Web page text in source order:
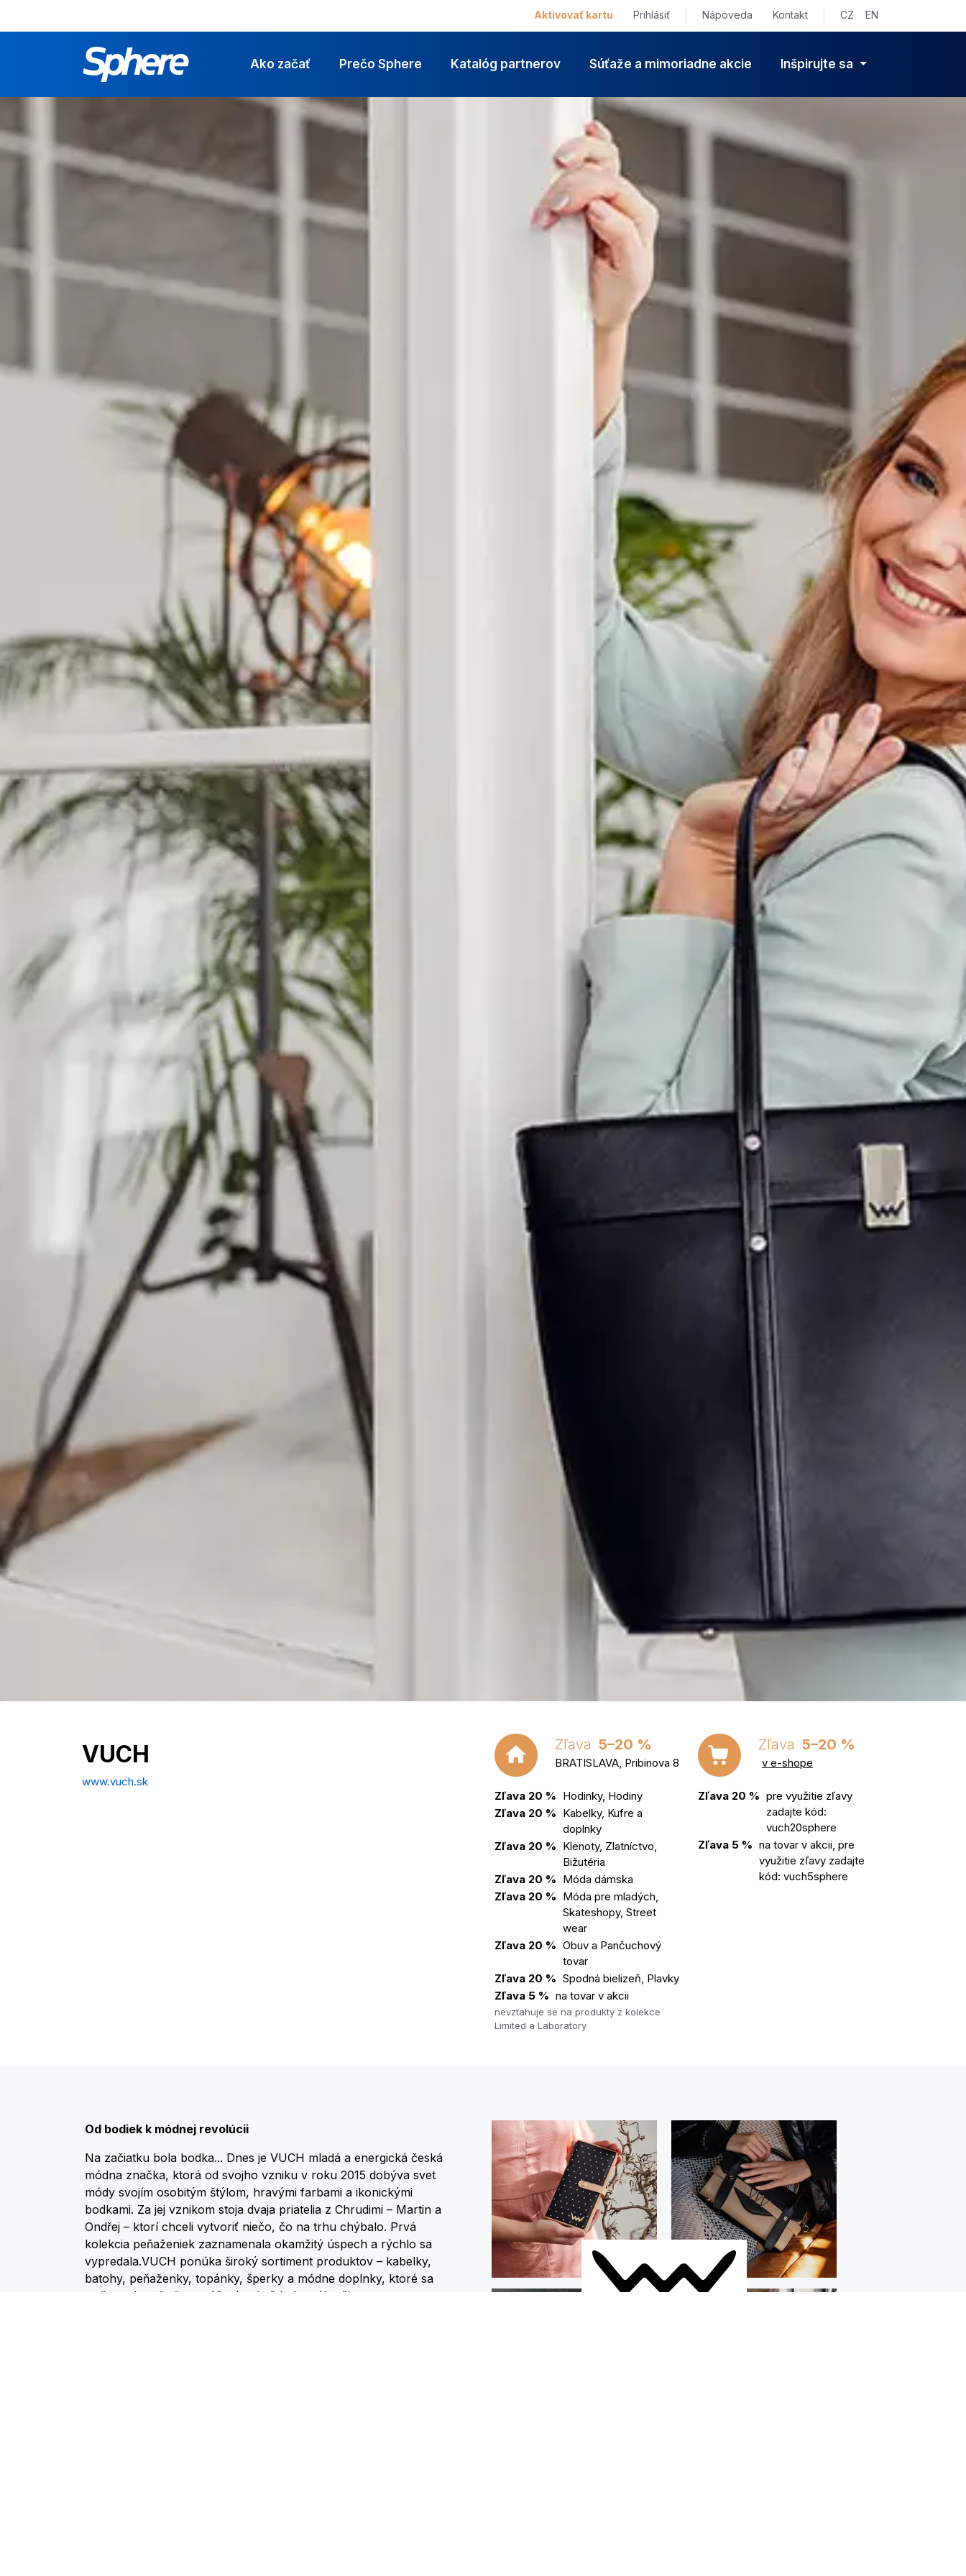
Aktivovať kartu Prihlásiť Nápoveda Kontakt CZ EN
Ako začať Prečo Sphere Katalóg partnerov Súťaže a mimoriadne akcie Inšpirujte sa
VUCH
www.vuch.sk
Zľava 5–20 %
BRATISLAVA, Pribinova 8
Zľava 20 % Hodinky, Hodiny
Zľava 20 % Kabelky, Kufre a
doplnky
Zľava 20 % Klenoty, Zlatníctvo,
Bižutéria
Zľava 20 % Móda dámska
Zľava 20 % Móda pre mladých,
Skateshopy, Street
wear
Zľava 20 % Obuv a Pančuchový
tovar
Zľava 20 % Spodná bielizeň, Plavky
Zľava 5 % na tovar v akcii
nevztahuje se na produkty z kolekce
Limited a Laboratory
Zľava 5–20 %
v e-shope
Zľava 20 % pre využitie zľavy
zadajte kód:
vuch20sphere
Zľava 5 % na tovar v akcii, pre
využitie zľavy zadajte
kód: vuch5sphere
Od bodiek k módnej revolúcii
Na začiatku bola bodka... Dnes je VUCH mladá a energická česká
módna značka, ktorá od svojho vzniku v roku 2015 dobýva svet
módy svojím osobitým štýlom, hravými farbami a ikonickými
bodkami. Za jej vznikom stoja dvaja priatelia z Chrudimi – Martin a
Ondřej – ktorí chceli vytvoriť niečo, čo na trhu chýbalo. Prvá
kolekcia peňaženiek zaznamenala okamžitý úspech a rýchlo sa
vypredala.VUCH ponúka široký sortiment produktov – kabelky,
batohy, peňaženky, topánky, šperky a módne doplnky, ktoré sa
stali neodmysliteľnou súčasťou každodenného života.